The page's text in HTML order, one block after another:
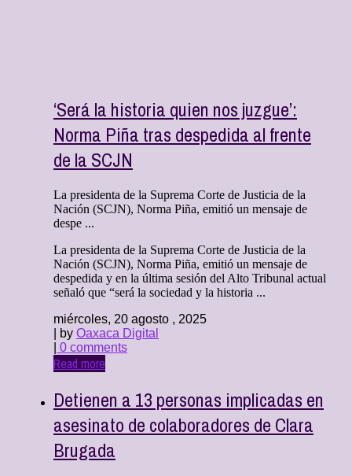
‘Será la historia quien nos juzgue’:
Norma Piña tras despedida al frente
de la SCJN
La presidenta de la Suprema Corte de Justicia de la
Nación (SCJN), Norma Piña, emitió un mensaje de
despe ...
La presidenta de la Suprema Corte de Justicia de la
Nación (SCJN), Norma Piña, emitió un mensaje de
despedida y en la última sesión del Alto Tribunal actual
señaló que “será la sociedad y la historia ...
miércoles, 20 agosto , 2025
| by Oaxaca Digital
0 comments
Read more
Detienen a 13 personas implicadas en
asesinato de colaboradores de Clara
Brugada